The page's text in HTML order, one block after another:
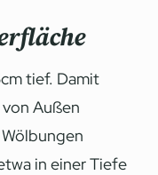
tief. Damit
Außen
in einer Tiefe